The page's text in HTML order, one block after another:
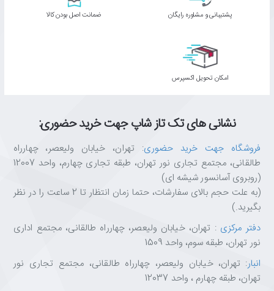
امپدانس: 24 اهم
وزن: 360 گرم
اتصال: USB 2.0/3.0
نورپردازی: LED نئونی
لرزش پویا: فعال با باس بالا
✨ چرا از تکتازشاپ خرید کنیم؟
تکتازشاپ فقط یک فروشگاه نیست —یه مقصد مطمئن برای عاشقان
تکنولوژی و انتخاب‌های هوشمندانه‌ست.
باضمانت اصالت کالا، مشاوره تخصصی، ارسال سریع و پشتیبانی واقعی
خیالت از خرید راحت باشه.
ما اینجاییم تا
برات رقم بزنیم.
تکتازشاپ یعنی خرید با خیال راحت، انتخاب با اطمینان.
پشتیبانی و مشاوره رایگان ﺿﻤﺎﻧﺖ اﺻﻞ ﺑﻮدن ﮐﺎﻟﺎ
اﻣﮑﺎن ﺗﺤﻮﯾﻞ اﮐﺴﭙﺮس
نشانی های تک تاز شاپ جهت خرید حضوری:
فروشگاه جهت خرید حضوری: تهران، خیابان ولیعصر، چهارراه
طالقانی، مجتمع تجاری نور تهران، طبقه تجاری چهارم، واحد 12007
(روبروی آسانسور شیشه ای)
(به علت حجم بالای سفارشات، حتما زمان انتظار تا 2 ساعت را در نظر
بگیرید.)
دفتر مرکزی : تهران، خیابان ولیعصر، چهارراه طالقانی، مجتمع اداری
نور تهران، طبقه سوم، واحد 1509
انبار: تهران، خیابان ولیعصر، چهارراه طالقانی، مجتمع تجاری نور
تهران، طبقه چهارم ، واحد 12037